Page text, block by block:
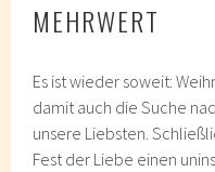
MEHRWERT
Es ist wieder soweit:
damit auch die Suche
unsere Liebsten.
Fest der Liebe einen